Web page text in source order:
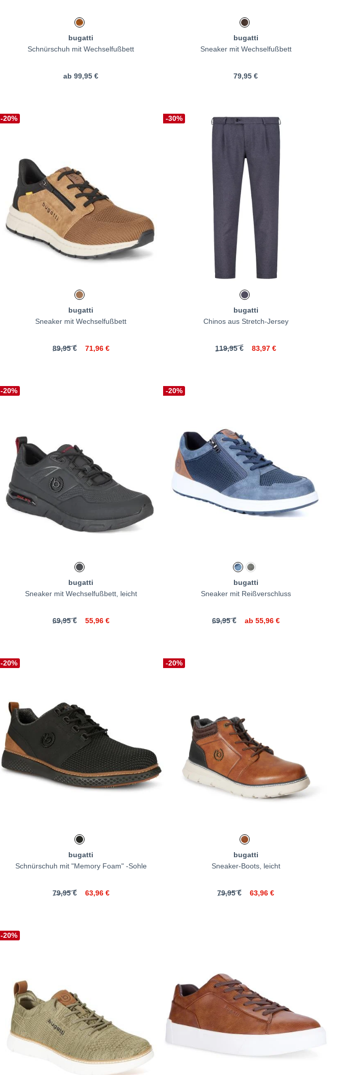
bugatti
Schnürschuh mit Wechselfußbett
ab 99,95 €
bugatti
Sneaker mit Wechselfußbett
79,95 €
-20%
bugatti
Sneaker mit Wechselfußbett
89,95 € 71,96 €
-30%
bugatti
Chinos aus Stretch-Jersey
119,95 € 83,97 €
-20%
bugatti
Sneaker mit Wechselfußbett, leicht
69,95 € 55,96 €
-20%
bugatti
Sneaker mit Reißverschluss
69,95 € ab 55,96 €
-20%
bugatti
Schnürschuh mit "Memory Foam" -Sohle
79,95 € 63,96 €
-20%
bugatti
Sneaker-Boots, leicht
79,95 € 63,96 €
-20%